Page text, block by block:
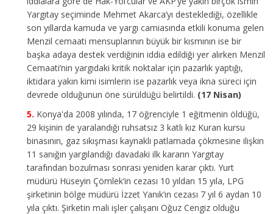
Yargıtay seçiminde Mehmet Akarca’yı desteklediği, özellikle
son yıllarda kamuda ve yargı camiasında etkili konuma gelen
Menzil cemaati mensuplarının büyük bir kısmının ise bir
başka adaya destek verdiğinin iddia edildiği yer alırken Menzil
Cemaati’nin yargıdaki kritik noktalar için pazarlık yaptığı,
iktidara yakın kimi isimlerin ise pazarlık veya ikna süreci için
devrede olduğunun öne sürüldüğü belirtildi. (17 Nisan)
Konya'da 2008 yılında, 17 öğrenciyle 1 eğitmenin öldüğü,
29 kişinin de yaralandığı ruhsatsız 3 katlı kız Kuran kursu
binasının, gaz sıkışması kaynaklı patlamada çökmesine ilişkin
11 sanığın yargılandığı davadaki ilk kararın Yargıtay
tarafından bozulması sonrası yeniden karar çıktı. Yurt
müdürü Hüseyin Çömlek’in cezası 10 yıldan 15 yıla, LPG
şirketinin bölge müdürü İzzet Yanık’ın cezası 7 yıl 6 aydan 10
yıla çıktı. Şirketin mali işler çalışanı Oğuz Cengiz olduğu